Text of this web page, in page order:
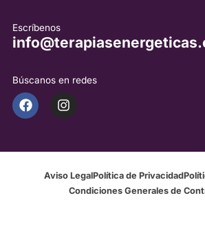
Escríbenos
Búscanos en redes
Aviso LegalPolítica de Privacidad
Condiciones Generales de